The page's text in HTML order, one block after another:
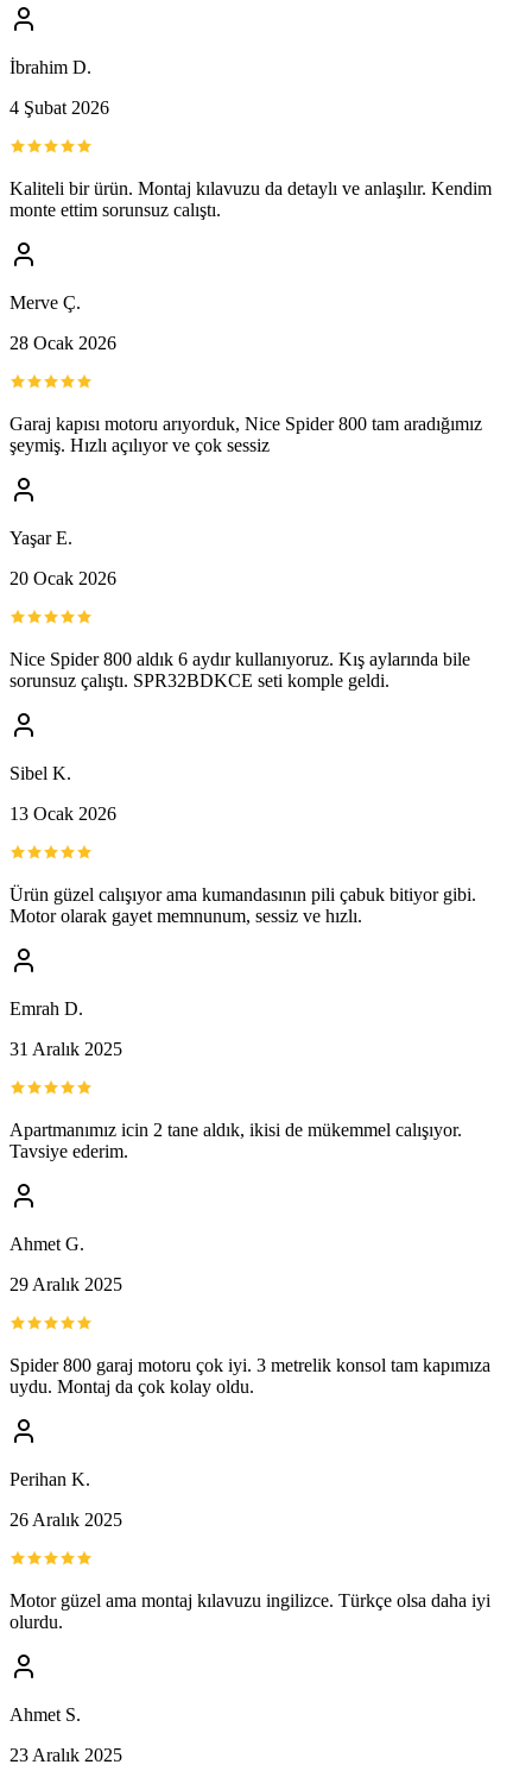
İbrahim D.
4 Şubat 2026
Kaliteli bir ürün. Montaj kılavuzu da detaylı ve anlaşılır. Kendim
monte ettim sorunsuz calıştı.
Merve Ç.
28 Ocak 2026
Garaj kapısı motoru arıyorduk, Nice Spider 800 tam aradığımız
şeymiş. Hızlı açılıyor ve çok sessiz
Yaşar E.
20 Ocak 2026
Nice Spider 800 aldık 6 aydır kullanıyoruz. Kış aylarında bile
sorunsuz çalıştı. SPR32BDKCE seti komple geldi.
Sibel K.
13 Ocak 2026
Ürün güzel calışıyor ama kumandasının pili çabuk bitiyor gibi.
Motor olarak gayet memnunum, sessiz ve hızlı.
Emrah D.
31 Aralık 2025
Apartmanımız icin 2 tane aldık, ikisi de mükemmel calışıyor.
Tavsiye ederim.
Ahmet G.
29 Aralık 2025
Spider 800 garaj motoru çok iyi. 3 metrelik konsol tam kapımıza
uydu. Montaj da çok kolay oldu.
Perihan K.
26 Aralık 2025
Motor güzel ama montaj kılavuzu ingilizce. Türkçe olsa daha iyi
olurdu.
Ahmet S.
23 Aralık 2025